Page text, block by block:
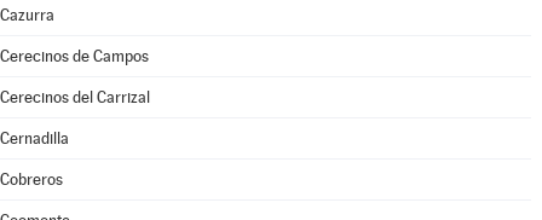
Cazurra
Cerecinos de Campos
Cerecinos del Carrizal
Cernadilla
Cobreros